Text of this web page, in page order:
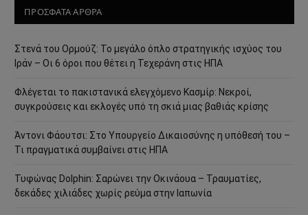
ΠΡΟΣΦΑΤΑ ΑΡΘΡΑ
Στενά του Ορμούζ: Το μεγάλο όπλο στρατηγικής ισχύος του
Ιράν – Οι 6 όροι που θέτει η Τεχεράνη στις ΗΠΑ
Φλέγεται το πακιστανικά ελεγχόμενο Κασμίρ: Νεκροί,
συγκρούσεις και εκλογές υπό τη σκιά μιας βαθιάς κρίσης
Άντονι Φάουτσι: Στο Υπουργείο Δικαιοσύνης η υπόθεσή του –
Τι πραγματικά συμβαίνει στις ΗΠΑ
Τυφώνας Dolphin: Σαρώνει την Οκινάουα – Τραυματίες,
δεκάδες χιλιάδες χωρίς ρεύμα στην Ιαπωνία